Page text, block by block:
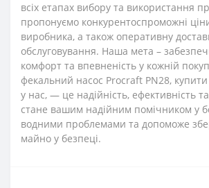
всіх етапах вибору та використання
пропонуємо конкурентоспроможні
виробника, а також оперативну
обслуговування. Наша мета –
комфорт та впевненість у кожній
фекальний насос Procraft PN28,
у нас, ― це надійність, ефективність
стане вашим надійним помічником у
водними проблемами та допоможе
майно у безпеці.